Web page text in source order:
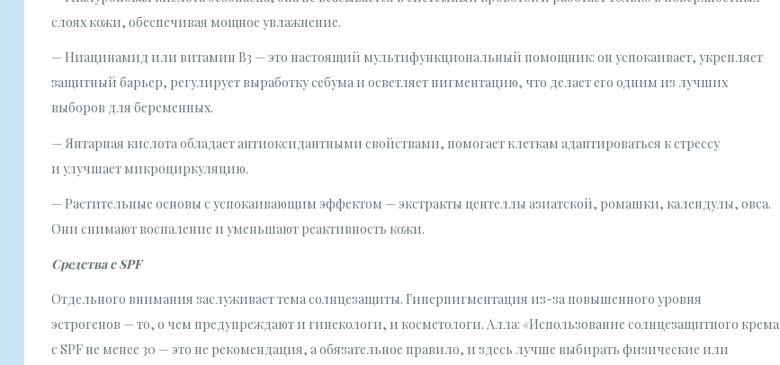
слоях кожи, обеспечивая мощное увлажнение.
— Ниацинамид или витамин В3 — это настоящий мультифункциональный помощник: он успокаивает, укрепляет
защитный барьер, регулирует выработку себума и осветляет пигментацию, что делает его одним из лучших
выборов для беременных.
— Янтарная кислота обладает антиоксидантными свойствами, помогает клеткам адаптироваться к стрессу
и улучшает микроциркуляцию.
— Растительные основы с успокаивающим эффектом — экстракты центеллы азиатской, ромашки, календулы, овса.
Они снимают воспаление и уменьшают реактивность кожи.
Средства с SPF
Отдельного внимания заслуживает тема солнцезащиты. Гиперпигментация из-за повышенного уровня
эстрогенов — то, о чем предупреждают и гинекологи, и косметологи. Алла: «Использование солнцезащитного крема
с SPF не менее 30 — это не рекомендация, а обязательное правило, и здесь лучше выбирать физические или